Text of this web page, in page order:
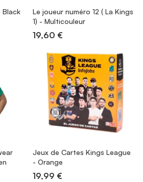
Black
Le joueur numéro 12 ( La Kings
1) - Multicouleur
19,60 €
Jeux de Cartes Kings League
- Orange
19,99 €